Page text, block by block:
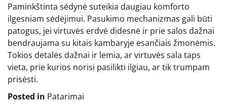
Paminkštinta sėdynė suteikia daugiau komforto
ilgesniam sėdėjimui. Pasukimo mechanizmas gali būti
patogus, jei virtuvės erdvė didesnė ir prie salos dažnai
bendraujama su kitais kambaryje esančiais žmonėmis.
Tokios detalės dažnai ir lemia, ar virtuvės sala taps
vieta, prie kurios norisi pasilikti ilgiau, ar tik trumpam
prisėsti.
Posted in Patarimai